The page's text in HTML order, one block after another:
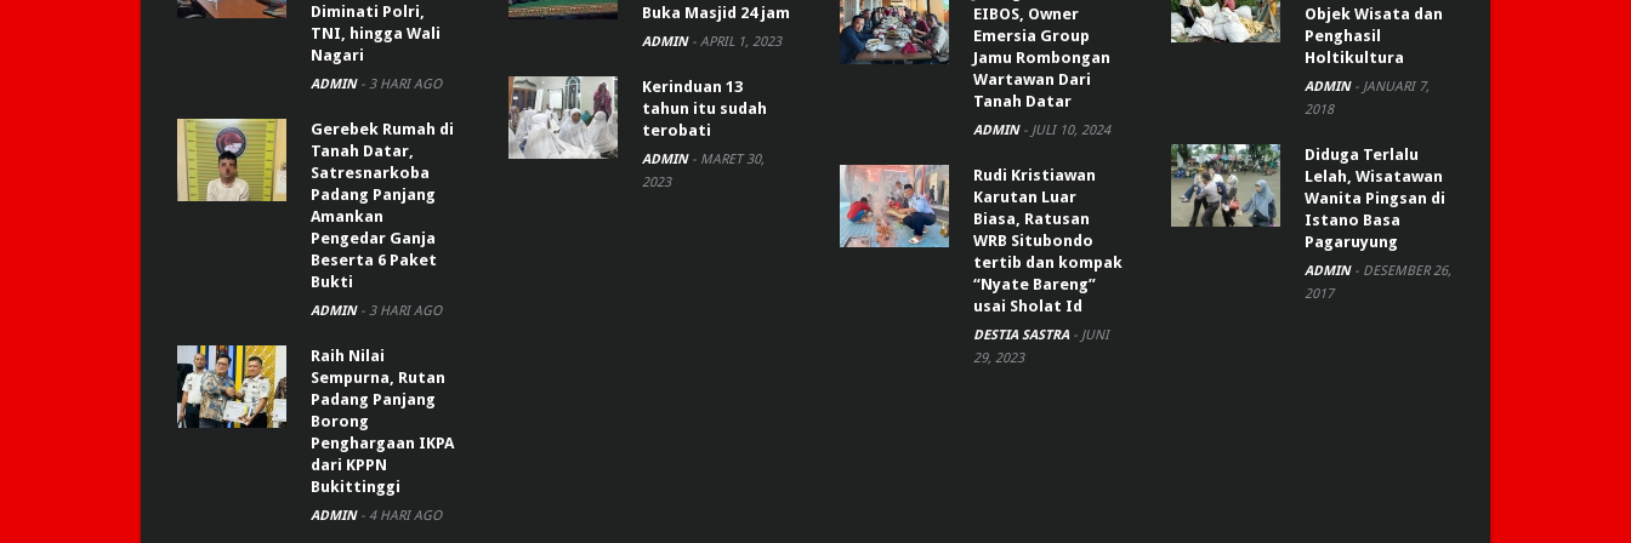
Diminati Polri,
TNI, hingga Wali
Nagari
ADMIN - 3 HARI AGO
Gerebek Rumah di
Tanah Datar,
Satresnarkoba
Padang Panjang
Amankan
Pengedar Ganja
Beserta 6 Paket
Bukti
ADMIN - 3 HARI AGO
Raih Nilai
Sempurna, Rutan
Padang Panjang
Borong
Penghargaan IKPA
dari KPPN
Bukittinggi
ADMIN - 4 HARI AGO
Buka Masjid 24 jam
ADMIN - APRIL 1, 2023
Kerinduan 13
tahun itu sudah
terobati
ADMIN - MARET 30,
2023
EIBOS, Owner
Emersia Group
Jamu Rombongan
Wartawan Dari
Tanah Datar
ADMIN - JULI 10, 2024
Rudi Kristiawan
Karutan Luar
Biasa, Ratusan
WRB Situbondo
tertib dan kompak
“Nyate Bareng”
usai Sholat Id
DESTIA SASTRA - JUNI
29, 2023
Objek Wisata dan
Penghasil
Holtikultura
ADMIN - JANUARI 7,
2018
Diduga Terlalu
Lelah, Wisatawan
Wanita Pingsan di
Istano Basa
Pagaruyung
ADMIN - DESEMBER 26,
2017